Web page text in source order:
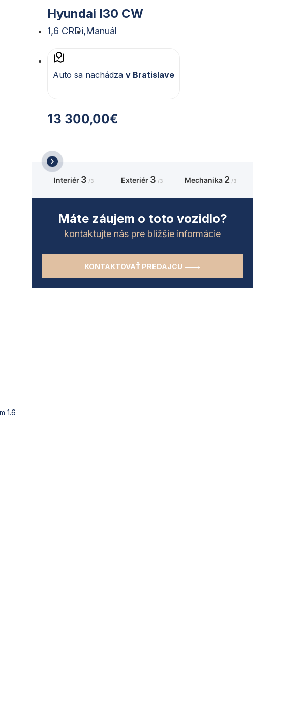
1.6
Hyundai I30 CW
1,6 CRDi,Manuál
Auto sa nachádza v Bratislave
13 300,00€
Interiér 3 /3 Exteriér 3 /3 Mechanika 2 /3
Máte záujem o toto vozidlo?
kontaktujte nás pre bližšie informácie
KONTAKTOVAŤ PREDAJCU